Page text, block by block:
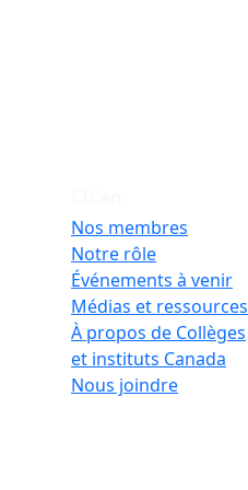
Nos membres
Notre rôle
Événements à venir
Médias et ressources
À propos de Collèges
et instituts Canada
Nous joindre